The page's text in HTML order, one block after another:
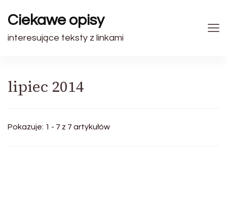
Ciekawe opisy
interesujące teksty z linkami
lipiec 2014
Pokazuje: 1 - 7 z 7 artykułów